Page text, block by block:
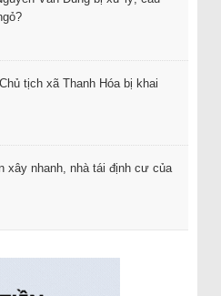
tịch xã Thanh Hóa bị khai
xây nhanh, nhà tái định cư của